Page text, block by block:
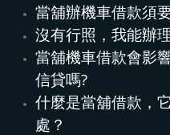
當舖辦機車借款須
沒有行照，我能辦
當舖機車借款會影
信貸嗎?
什麼是當舖借款，
處？